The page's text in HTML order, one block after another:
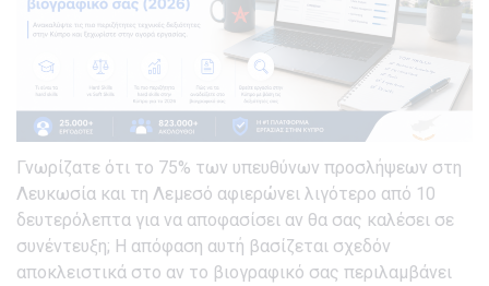
Γνωρίζατε ότι το 75% των υπευθύνων προσλήψεων στη
Λευκωσία και τη Λεμεσό αφιερώνει λιγότερο από 10
δευτερόλεπτα για να αποφασίσει αν θα σας καλέσει σε
συνέντευξη; Η απόφαση αυτή βασίζεται σχεδόν
αποκλειστικά στο αν το βιογραφικό σας περιλαμβάνει